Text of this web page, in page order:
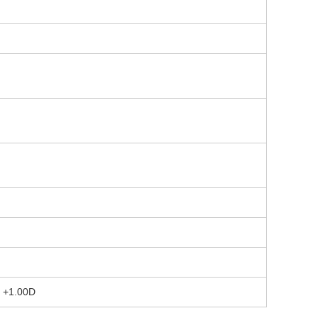
+1.00D